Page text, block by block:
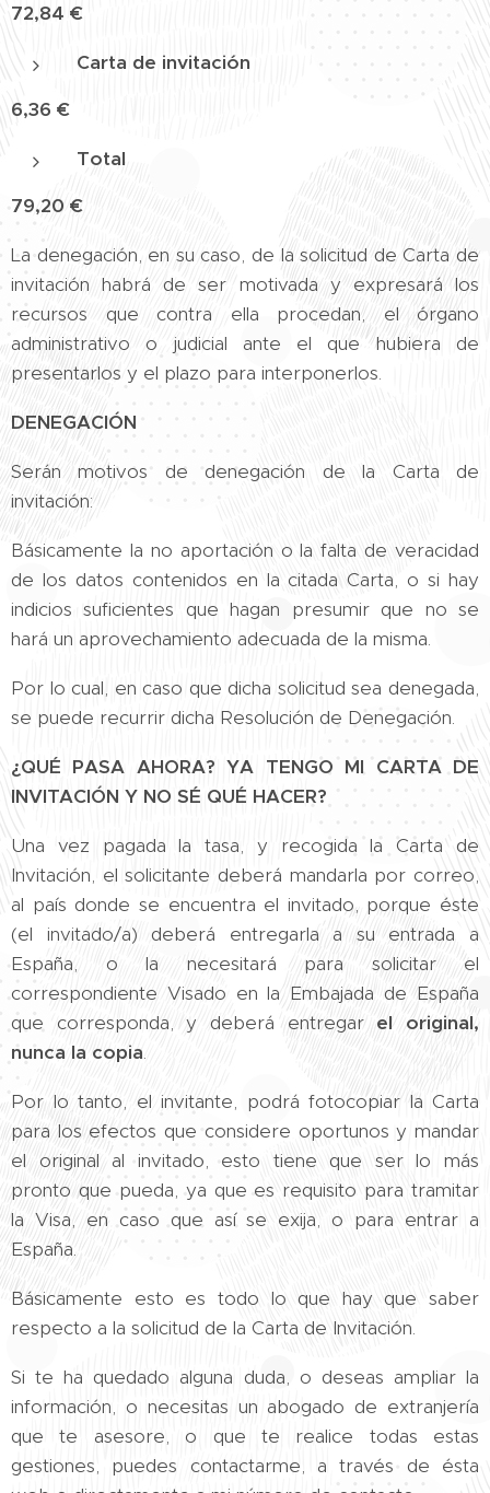
72,84 €
Carta de invitación
6,36 €
Total
79,20 €
La denegación, en su caso, de la solicitud de Carta de
invitación habrá de ser motivada y expresará los
recursos que contra ella procedan, el órgano
administrativo o judicial ante el que hubiera de
presentarlos y el plazo para interponerlos.
DENEGACIÓN
Serán motivos de denegación de la Carta de
invitación:
Básicamente la no aportación o la falta de veracidad
de los datos contenidos en la citada Carta, o si hay
indicios suficientes que hagan presumir que no se
hará un aprovechamiento adecuada de la misma.
Por lo cual, en caso que dicha solicitud sea denegada,
se puede recurrir dicha Resolución de Denegación.
¿QUÉ PASA AHORA? YA TENGO MI CARTA DE
INVITACIÓN Y NO SÉ QUÉ HACER?
Una vez pagada la tasa, y recogida la Carta de
Invitación, el solicitante deberá mandarla por correo,
al país donde se encuentra el invitado, porque éste
(el invitado/a) deberá entregarla a su entrada a
España, o la necesitará para solicitar el
correspondiente Visado en la Embajada de España
que corresponda, y deberá entregar el original,
nunca la copia.
Por lo tanto, el invitante, podrá fotocopiar la Carta
para los efectos que considere oportunos y mandar
el original al invitado, esto tiene que ser lo más
pronto que pueda, ya que es requisito para tramitar
la Visa, en caso que así se exija, o para entrar a
España.
Básicamente esto es todo lo que hay que saber
respecto a la solicitud de la Carta de Invitación.
Si te ha quedado alguna duda, o deseas ampliar la
información, o necesitas un abogado de extranjería
que te asesore, o que te realice todas estas
gestiones, puedes contactarme, a través de ésta